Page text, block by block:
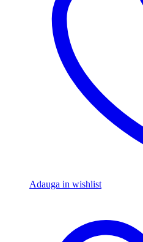
Adauga in wishlist